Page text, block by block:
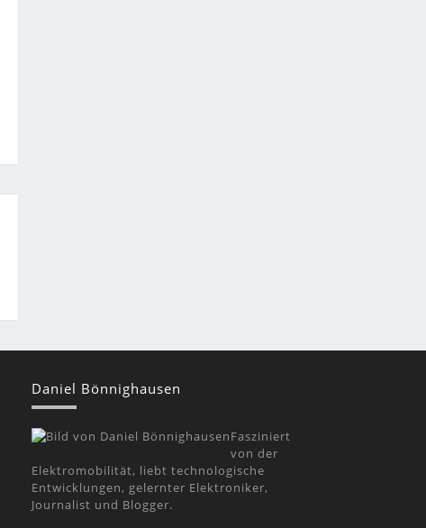
Daniel Bönnighausen
Fasziniert
von der
Elektromobilität, liebt technologische
Entwicklungen, gelernter Elektroniker,
Journalist und Blogger.